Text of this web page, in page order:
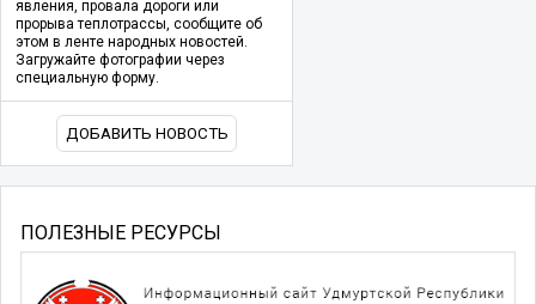
явления, провала дороги или
прорыва теплотрассы, сообщите об
этом в ленте народных новостей.
Загружайте фотографии через
специальную форму.
ДОБАВИТЬ НОВОСТЬ
ПОЛЕЗНЫЕ РЕСУРСЫ